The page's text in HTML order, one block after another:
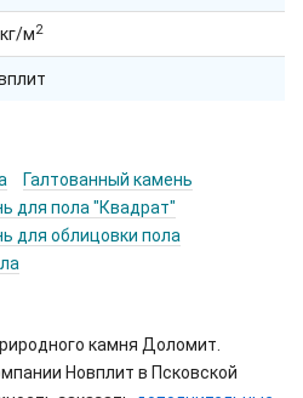
м2
Галтованный камень
для пола "Квадрат"
для облицовки пола
камня Доломит.
Новплит в Псковской